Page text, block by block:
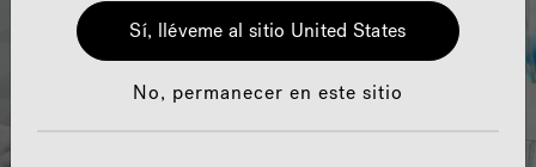
Sí, lléveme al sitio United States
No, permanecer en este sitio